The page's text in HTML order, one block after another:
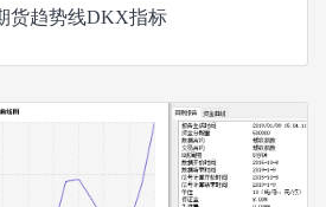
货趋势线DKX指标